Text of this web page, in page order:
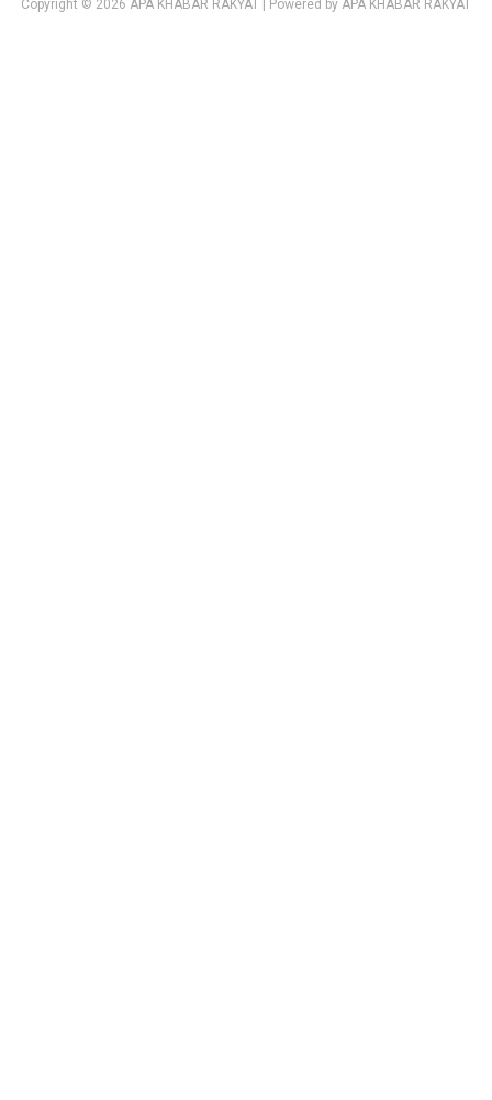
Copyright © 2026 APA KHABAR RAKYAT | Powered by APA KHABAR RAKYAT